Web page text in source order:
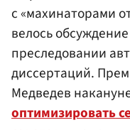
с «махинаторами
велось
преследовании
диссертаций.
Медведев
оптимизировать